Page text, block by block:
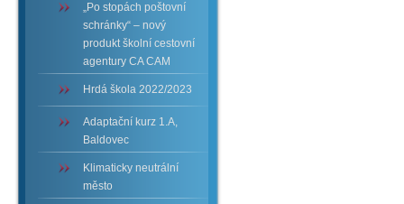
„Po stopách poštovní
schránky“ – nový
produkt školní cestovní
agentury CA CAM
Hrdá škola 2022/2023
Adaptační kurz 1.A,
Baldovec
Klimaticky neutrální
město